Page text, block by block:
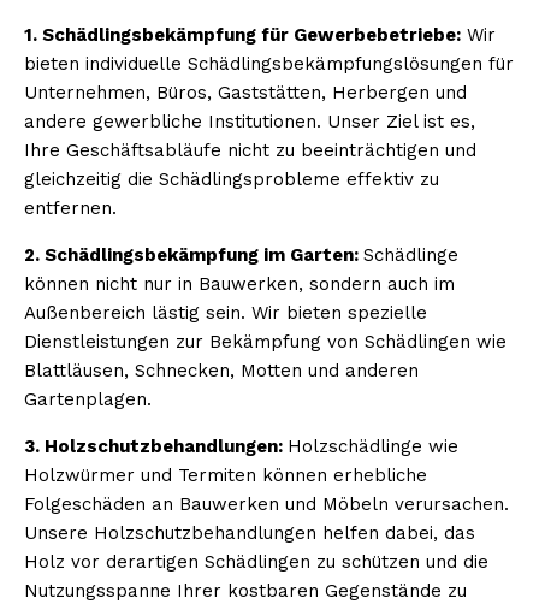
1. Schädlingsbekämpfung für Gewerbebetriebe: Wir
bieten individuelle Schädlingsbekämpfungslösungen für
Unternehmen, Büros, Gaststätten, Herbergen und
andere gewerbliche Institutionen. Unser Ziel ist es,
Ihre Geschäftsabläufe nicht zu beeinträchtigen und
gleichzeitig die Schädlingsprobleme effektiv zu
entfernen.
2. Schädlingsbekämpfung im Garten: Schädlinge
können nicht nur in Bauwerken, sondern auch im
Außenbereich lästig sein. Wir bieten spezielle
Dienstleistungen zur Bekämpfung von Schädlingen wie
Blattläusen, Schnecken, Motten und anderen
Gartenplagen.
3. Holzschutzbehandlungen: Holzschädlinge wie
Holzwürmer und Termiten können erhebliche
Folgeschäden an Bauwerken und Möbeln verursachen.
Unsere Holzschutzbehandlungen helfen dabei, das
Holz vor derartigen Schädlingen zu schützen und die
Nutzungsspanne Ihrer kostbaren Gegenstände zu